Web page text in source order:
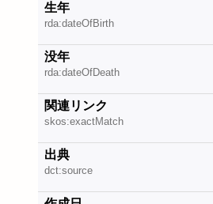
生年
rda:dateOfBirth
没年
rda:dateOfDeath
関連リンク
skos:exactMatch
出典
dct:source